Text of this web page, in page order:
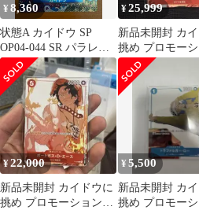
¥8,360
状態A カイドウ SP
OP04-044 SR パラレル
スペシャルカード ★
ONE PIECE ワンピース
カードゲーム
¥25,999
新品未開封 カ
挑め プロモーシ
ードセット③
¥22,000
新品未開封 カイドウに
挑め プロモーションカ
¥5,500
新品未開封 カ
挑め プロモーシ